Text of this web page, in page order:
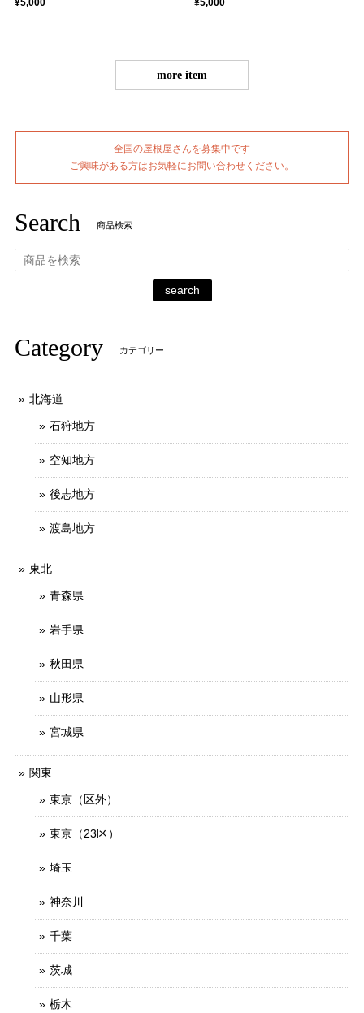
¥5,000 ¥5,000
more item
全国の屋根屋さんを募集中です
ご興味がある方はお気軽にお問い合わせください。
Search 商品検索
search
Category カテゴリー
北海道
石狩地方
空知地方
後志地方
渡島地方
東北
青森県
岩手県
秋田県
山形県
宮城県
関東
東京（区外）
東京（23区）
埼玉
神奈川
千葉
茨城
栃木